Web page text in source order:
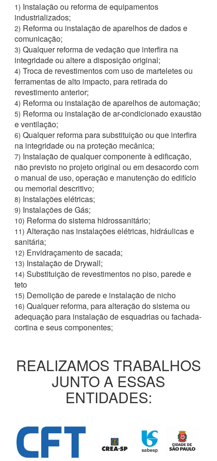
1) Instalação ou reforma de equipamentos
industrializados;
2) Reforma ou instalação de aparelhos de dados e
comunicação;
3) Qualquer reforma de vedação que interfira na
integridade ou altere a disposição original;
4) Troca de revestimentos com uso de marteletes ou
ferramentas de alto impacto, para retirada do
revestimento anterior;
4) Reforma ou instalação de aparelhos de automação;
5) Reforma ou instalação de ar-condicionado exaustão
e ventilação;
6) Qualquer reforma para substituição ou que interfira
na integridade ou na proteção mecânica;
7) Instalação de qualquer componente à edificação,
não previsto no projeto original ou em desacordo com
o manual de uso, operação e manutenção do edifício
ou memorial descritivo;
8) Instalações elétricas;
9) Instalações de Gás;
10) Reforma do sistema hidrossanitário;
11) Alteração nas instalações elétricas, hidráulicas e
sanitária;
12) Envidraçamento de sacada;
13) Instalação de Drywall;
14) Substituição de revestimentos no piso, parede e
teto
15) Demolição de parede e instalação de nicho
16) Qualquer reforma, para alteração do sistema ou
adequação para instalação de esquadrias ou fachada-
cortina e seus componentes;
REALIZAMOS TRABALHOS
JUNTO A ESSAS
ENTIDADES: